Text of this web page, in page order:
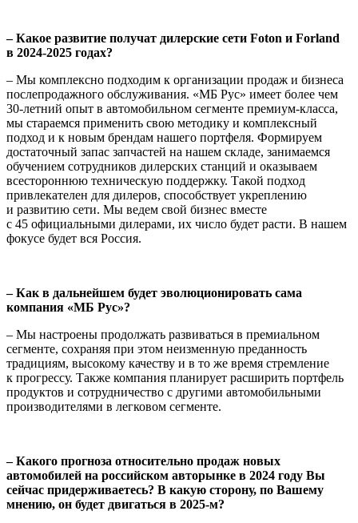
– Какое развитие получат дилерские сети Foton и Forland
в 2024-2025 годах?
– Мы комплексно подходим к организации продаж и бизнеса
послепродажного обслуживания. «МБ Рус» имеет более чем
30-летний опыт в автомобильном сегменте премиум-класса,
мы стараемся применить свою методику и комплексный
подход и к новым брендам нашего портфеля. Формируем
достаточный запас запчастей на нашем складе, занимаемся
обучением сотрудников дилерских станций и оказываем
всестороннюю техническую поддержку. Такой подход
привлекателен для дилеров, способствует укреплению
и развитию сети. Мы ведем свой бизнес вместе
с 45 официальными дилерами, их число будет расти. В нашем
фокусе будет вся Россия.
– Как в дальнейшем будет эволюционировать сама
компания «МБ Рус»?
– Мы настроены продолжать развиваться в премиальном
сегменте, сохраняя при этом неизменную преданность
традициям, высокому качеству и в то же время стремление
к прогрессу. Также компания планирует расширить портфель
продуктов и сотрудничество с другими автомобильными
производителями в легковом сегменте.
– Какого прогноза относительно продаж новых
автомобилей на российском авторынке в 2024 году Вы
сейчас придерживаетесь? В какую сторону, по Вашему
мнению, он будет двигаться в 2025-м?